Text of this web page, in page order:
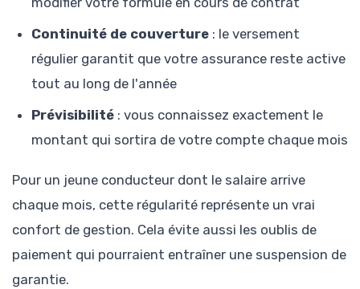
Continuité de couverture : le versement
régulier garantit que votre assurance reste active
tout au long de l'année
Prévisibilité : vous connaissez exactement le
montant qui sortira de votre compte chaque mois
Pour un jeune conducteur dont le salaire arrive
chaque mois, cette régularité représente un vrai
confort de gestion. Cela évite aussi les oublis de
paiement qui pourraient entraîner une suspension de
garantie.